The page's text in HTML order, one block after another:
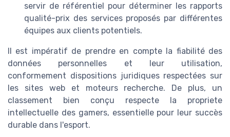
servir de référentiel pour déterminer les rapports
qualité-prix des services proposés par différentes
équipes aux clients potentiels.
Il est impératif de prendre en compte la fiabilité des
données personnelles et leur utilisation,
conformement dispositions juridiques respectées sur
les sites web et moteurs recherche. De plus, un
classement bien conçu respecte la propriete
intellectuelle des gamers, essentielle pour leur succès
durable dans l'esport.